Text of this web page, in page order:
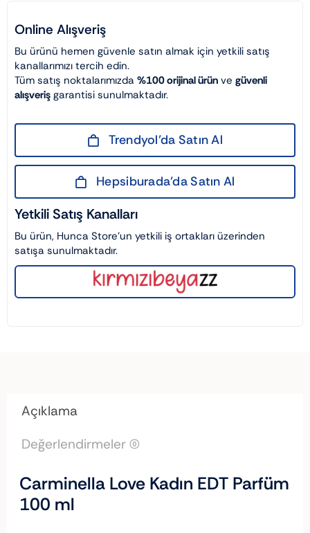
Online Alışveriş
Bu ürünü hemen güvenle satın almak için yetkili satış
kanallarımızı tercih edin.
Tüm satış noktalarımızda %100 orijinal ürün ve güvenli
alışveriş garantisi sunulmaktadır.
Trendyol’da Satın Al
Hepsiburada’da Satın Al
Yetkili Satış Kanalları
Bu ürün, Hunca Store’un yetkili iş ortakları üzerinden
satışa sunulmaktadır.
Açıklama
Değerlendirmeler (0)
Carminella Love Kadın EDT Parfüm
100 ml